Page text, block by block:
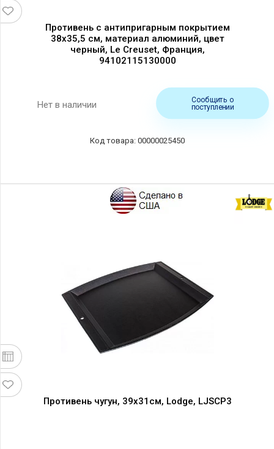
Противень с антипригарным покрытием
38х35,5 см, материал алюминий, цвет
черный, Le Creuset, Франция,
94102115130000
Нет в наличии
Сообщить о
поступлении
00000025450
Противень чугун, 39x31см, Lodge, LJSCP3